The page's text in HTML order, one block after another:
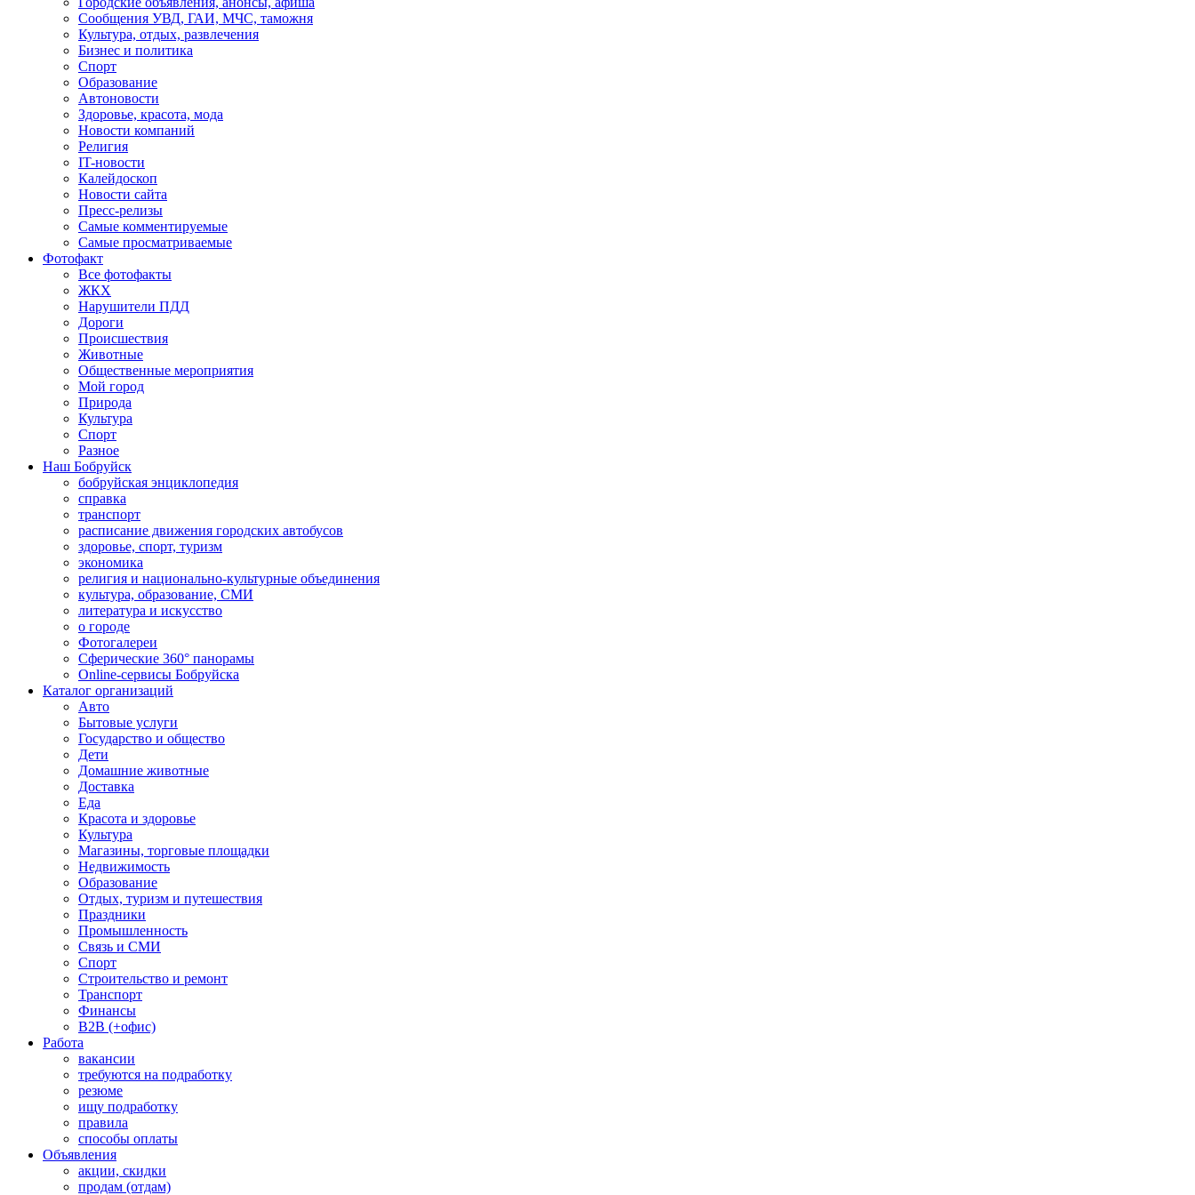
Сообщения УВД, ГАИ, МЧС, таможня
Культура, отдых, развлечения
Бизнес и политика
Спорт
Образование
Автоновости
Здоровье, красота, мода
Новости компаний
Религия
IT-новости
Калейдоскоп
Новости сайта
Пресс-релизы
Самые комментируемые
Самые просматриваемые
Фотофакт
Все фотофакты
ЖКХ
Нарушители ПДД
Дороги
Происшествия
Животные
Общественные мероприятия
Мой город
Природа
Культура
Спорт
Разное
Наш Бобруйск
бобруйская энциклопедия
справка
транспорт
расписание движения городских автобусов
здоровье, спорт, туризм
экономика
религия и национально-культурные объединения
культура, образование, СМИ
литература и искусство
о городе
Фотогалереи
Сферические 360° панорамы
Online-сервисы Бобруйска
Каталог организаций
Авто
Бытовые услуги
Государство и общество
Дети
Домашние животные
Доставка
Еда
Красота и здоровье
Культура
Магазины, торговые площадки
Недвижимость
Образование
Отдых, туризм и путешествия
Праздники
Промышленность
Связь и СМИ
Спорт
Строительство и ремонт
Транспорт
Финансы
B2B (+офис)
Работа
вакансии
требуются на подработку
резюме
ищу подработку
правила
способы оплаты
Объявления
акции, скидки
продам (отдам)